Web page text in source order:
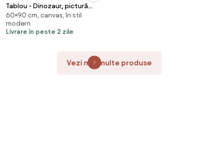
Tablou - Dinozaur, pictură
(90x60 cm)
60×90 cm, canvas, în stil
modern
Livrare în peste 2 zile
Vezi mai multe produse